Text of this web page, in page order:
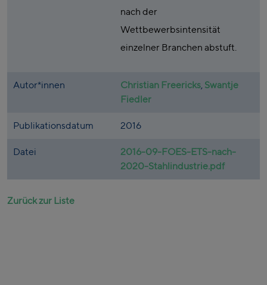
nach der
Wettbewerbsintensität
einzelner Branchen abstuft.
Autor*innen Christian Freericks, Swantje
Fiedler
Publikationsdatum 2016
Datei
2016-09-FOES-ETS-nach-
2020-Stahlindustrie.pdf
Zurück zur Liste